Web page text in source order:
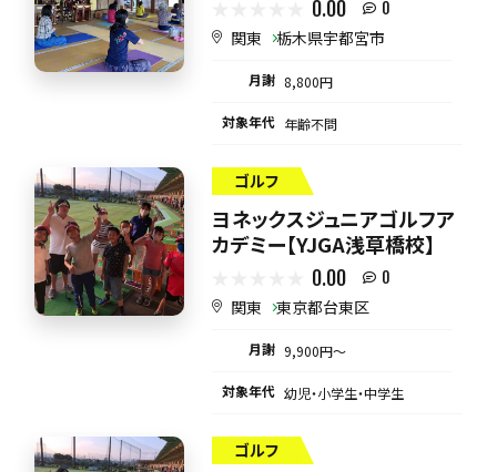
0.00 0
関東 栃木県宇都宮市
月謝 8,800円
対象年代 年齢不問
ゴルフ
ヨネックスジュニアゴルフア
カデミー【YJGA浅草橋校】
0.00 0
関東 東京都台東区
月謝 9,900円〜
対象年代 幼児・小学生・中学生
ゴルフ